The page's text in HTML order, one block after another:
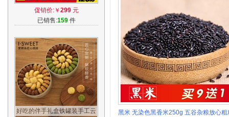
天天休闲食品整箱混合装年货
礼盒
促销价:￥ 299元
已销售:159件
好吃的伴手礼盒铁罐装手工云
黑米 无染色黑香米250g 五谷杂粮放心粗